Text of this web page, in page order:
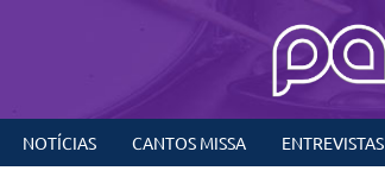
NOTÍCIAS CANTOS MISSA ENTREVISTAS